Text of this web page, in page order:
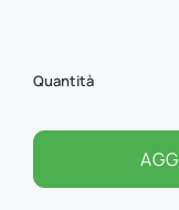
Quantità